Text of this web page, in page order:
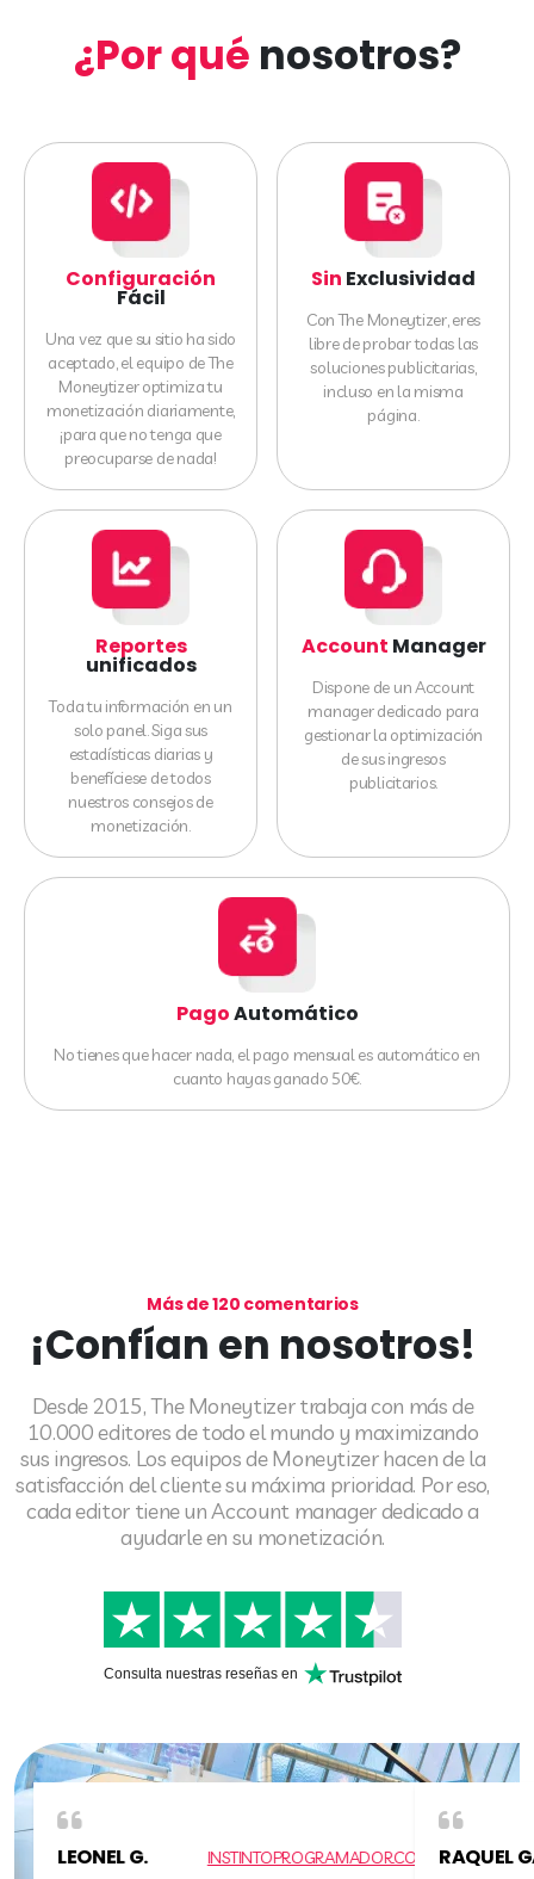
¿Por qué nosotros?
Configuración
Fácil
Una vez que su sitio ha sido
aceptado, el equipo de The
Moneytizer optimiza tu
monetización diariamente,
¡para que no tenga que
preocuparse de nada!
Sin Exclusividad
Con The Moneytizer, eres
libre de probar todas las
soluciones publicitarias,
incluso en la misma
página.
Reportes
unificados
Toda tu información en un
solo panel. Siga sus
estadísticas diarias y
benefíciese de todos
nuestros consejos de
monetización.
Account Manager
Dispone de un Account
manager dedicado para
gestionar la optimización
de sus ingresos
publicitarios.
PagoAutomático
No tienes que hacer nada, el pago mensual es automático en
cuanto hayas ganado 50€.
Más de 120 comentarios
¡Confían en nosotros!
Desde 2015, The Moneytizer trabaja con más de
10.000 editores de todo el mundo y maximizando
sus ingresos. Los equipos de Moneytizer hacen de la
satisfacción del cliente su máxima prioridad. Por eso,
cada editor tiene un Account manager dedicado a
ayudarle en su monetización.
Consulta nuestras reseñas en
RAQUEL GARRIDO FOROFOSDELRUNNING.COM